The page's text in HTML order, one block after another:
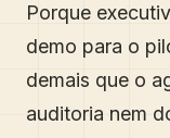
Porque
demo para o
demais que o
auditoria nem